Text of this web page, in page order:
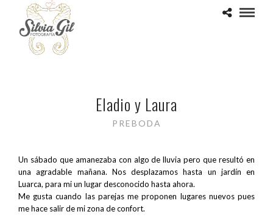
Eladio y Laura
PREBODA
Un sábado que amanezaba con algo de lluvia pero que resultó en
una agradable mañana. Nos desplazamos hasta un jardín en
Luarca, para mi un lugar desconocido hasta ahora.
Me gusta cuando las parejas me proponen lugares nuevos pues
me hace salir de mi zona de confort.